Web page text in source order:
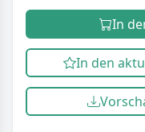
In
In den